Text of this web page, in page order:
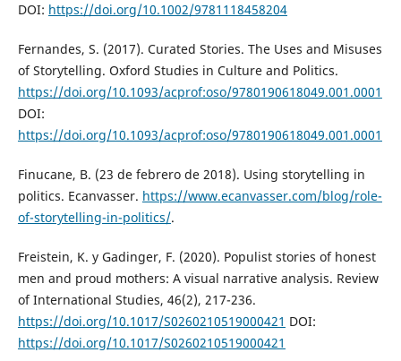
DOI: https://doi.org/10.1002/9781118458204
Fernandes, S. (2017). Curated Stories. The Uses and Misuses
of Storytelling. Oxford Studies in Culture and Politics.
https://doi.org/10.1093/acprof:oso/9780190618049.001.0001
DOI:
https://doi.org/10.1093/acprof:oso/9780190618049.001.0001
Finucane, B. (23 de febrero de 2018). Using storytelling in
politics. Ecanvasser. https://www.ecanvasser.com/blog/role-
of-storytelling-in-politics/.
Freistein, K. y Gadinger, F. (2020). Populist stories of honest
men and proud mothers: A visual narrative analysis. Review
of International Studies, 46(2), 217-236.
https://doi.org/10.1017/S0260210519000421 DOI:
https://doi.org/10.1017/S0260210519000421